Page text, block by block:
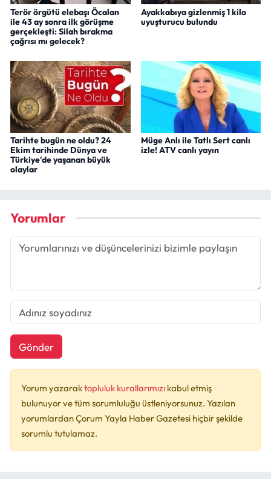
Terör örgütü elebaşı Öcalan
ile 43 ay sonra ilk görüşme
gerçekleşti: Silah bırakma
çağrısı mı gelecek?
Ayakkabıya gizlenmiş 1 kilo
uyuşturucu bulundu
Tarihte bugün ne oldu? 24
Ekim tarihinde Dünya ve
Türkiye'de yaşanan büyük
olaylar
Müge Anlı ile Tatlı Sert canlı
izle! ATV canlı yayın
Yorumlar
Gönder
Yorum yazaraktopluluk kurallarımızı kabul etmiş
bulunuyor ve tüm sorumluluğu üstleniyorsunuz. Yazılan
yorumlardan Çorum Yayla Haber Gazetesi hiçbir şekilde
sorumlu tutulamaz.